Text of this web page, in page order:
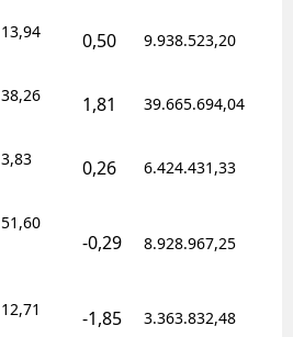
13,94 0,50 9.938.523,20
38,26 1,81 39.665.694,04
3,83 0,26 6.424.431,33
51,60
-0,29 8.928.967,25
12,71 -1,85 3.363.832,48